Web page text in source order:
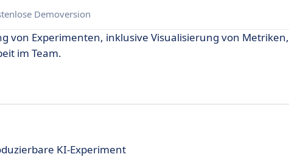
Demoversion
von Experimenten, inklusive Visualisierung von Metriken,
im Team.
KI-Experiment